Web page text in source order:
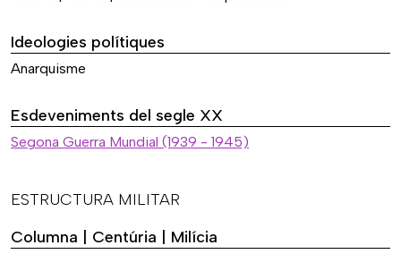
Ideologies polítiques
Anarquisme
Esdeveniments del segle XX
Segona Guerra Mundial (1939 - 1945)
ESTRUCTURA MILITAR
Columna | Centúria | Milícia